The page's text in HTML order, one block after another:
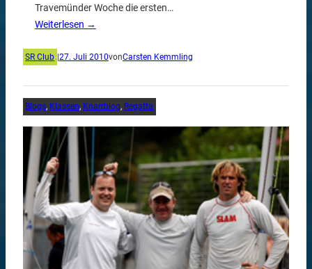
Travemünder Woche die ersten…
Weiterlesen →
SR Club 27. Juli 2010vonCarsten Kemmling
Blogs, Klassen, Knarrblog, Regatta